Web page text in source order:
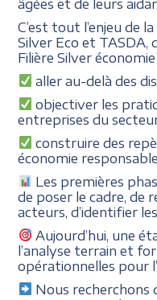
âgées et de leurs
C’est tout l’enjeu de
Silver Eco et TASDA
Filière Silver économie
aller au-delà des
objectiver les
entreprises du
construire des
économie responsable
Les premières
de poser le cadre, de
acteurs, d’identifier
Aujourd’hui, une
l’analyse terrain et
opérationnelles pour
Nous recherchons